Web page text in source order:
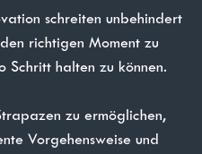
schreiten unbehindert
richtigen Moment zu
Schritt halten zu können.
zu ermöglichen,
Vorgehensweise und